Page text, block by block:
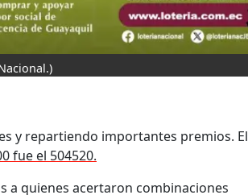
y repartiendo importantes premios. El
fue el 504520.
a quienes acertaron combinaciones